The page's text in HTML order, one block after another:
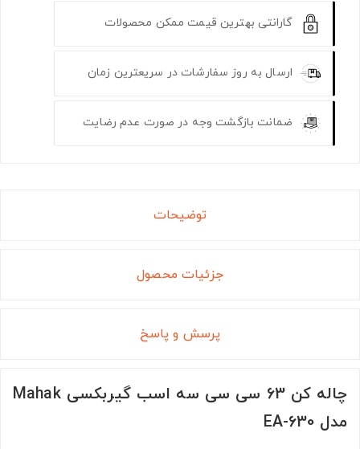
گارانتی بهترین قیمت ممکن محصولات
ارسال به روز سفارشات در سریعترین زمان
ضمانت بازگشت وجه در صورت عدم رضایت
توضیحات
جزئیات محصول
پرسش و پاسخ
چاله کن 63 سی سی سه اسب گیربکسی Mahak
مدل EA-630